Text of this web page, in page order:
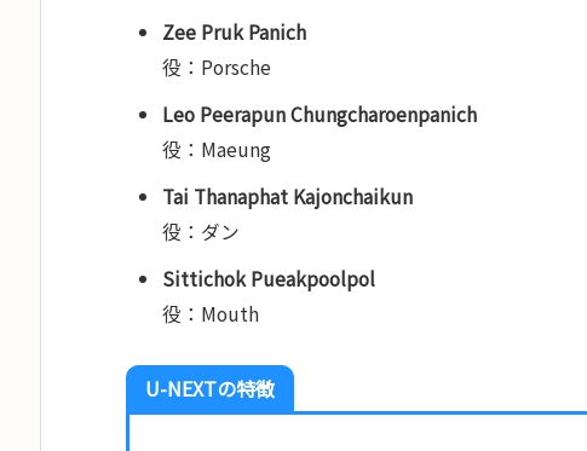
Zee Pruk Panich
役：Porsche
Leo Peerapun Chungcharoenpanich
役：Maeung
Tai Thanaphat Kajonchaikun
役：ダン
Sittichok Pueakpoolpol
役：Mouth
U-NEXTの特徴